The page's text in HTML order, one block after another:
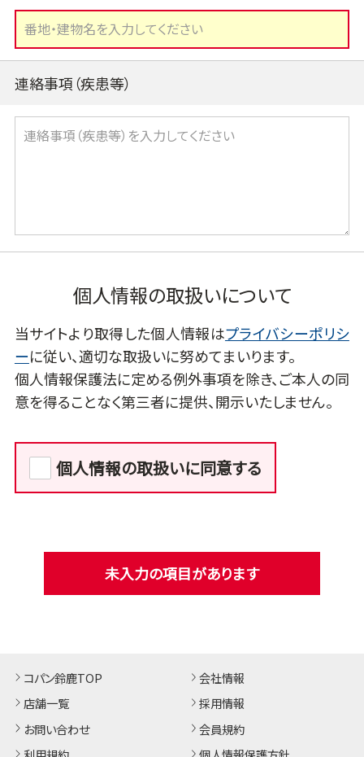
連絡事項（疾患等）
個人情報の取扱いについて
当サイトより取得した個人情報はプライバシーポリシ
ーに従い、適切な取扱いに努めてまいります。
個人情報保護法に定める例外事項を除き、ご本人の同
意を得ることなく第三者に提供、開示いたしません。
個人情報の取扱いに同意する
未入力の項目があります
コパン鈴鹿TOP
店舗一覧
お問い合わせ
会社情報
採用情報
会員規約